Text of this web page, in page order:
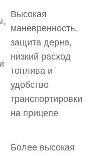
Высокая
маневренность,
защита дерна,
низкий расход
топлива и
удобство
транспортировки
на прицепе
Более высокая